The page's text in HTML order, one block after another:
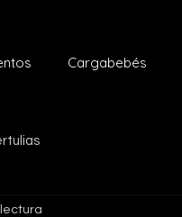
Cargabebés